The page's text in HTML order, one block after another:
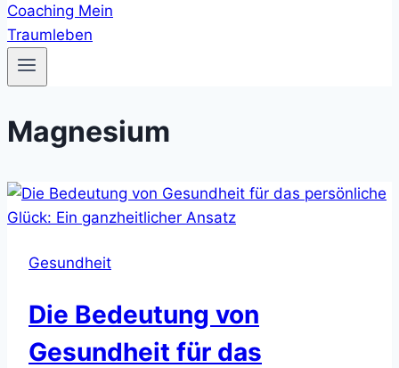
Magnesium
Gesundheit
Die Bedeutung von
Gesundheit für das